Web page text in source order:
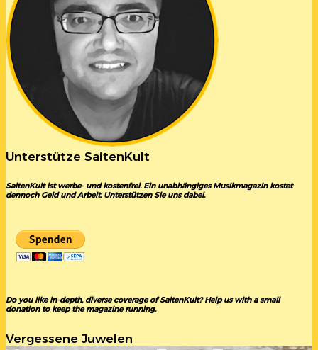
Unterstütze SaitenKult
SaitenKult ist werbe- und kostenfrei. Ein unabhängiges Musikmagazin kostet
dennoch Geld und Arbeit. Unterstützen Sie uns dabei.
Do you like in-depth, diverse coverage of SaitenKult? Help us with a small
donation to keep the magazine running.
Vergessene Juwelen